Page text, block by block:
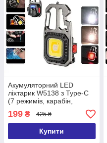
Акумуляторний LED
ліхтарик W5138 з Type-C
(7 режимів, карабін,
викрутки)
199 ₴ 425 ₴
Купити